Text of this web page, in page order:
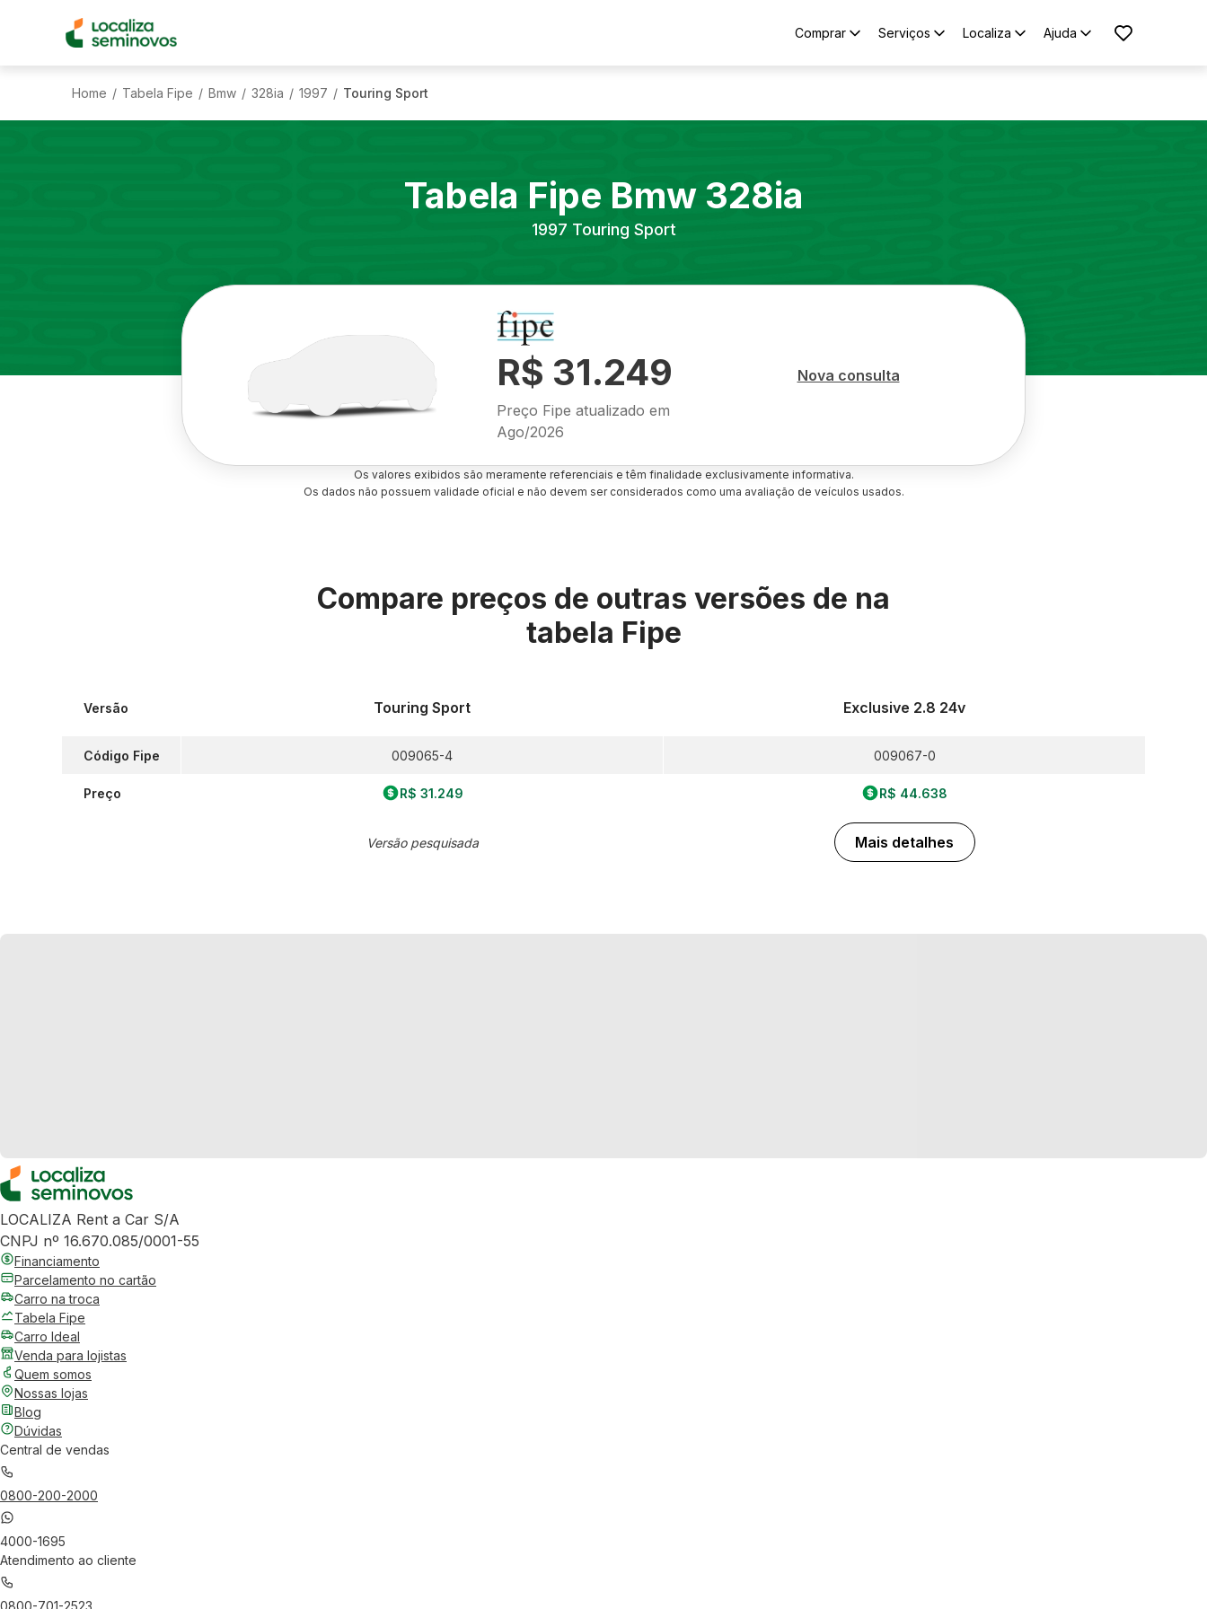
Comprar Serviços Localiza Ajuda
Home / Tabela Fipe / Bmw / 328ia / 1997 / Touring Sport
Tabela Fipe Bmw 328ia
1997 Touring Sport
R$ 31.249
Preço Fipe atualizado em
Ago/2026
Nova consulta
Os valores exibidos são meramente referenciais e têm finalidade exclusivamente informativa.
Os dados não possuem validade oficial e não devem ser considerados como uma avaliação de veículos usados.
Compare preços de outras versões de na
tabela Fipe
Versão
Código Fipe
Preço
Touring Sport
009065-4
R$ 31.249
Versão pesquisada
Exclusive 2.8 24v
009067-0
R$ 44.638
Mais detalhes
LOCALIZA Rent a Car S/A
CNPJ nº 16.670.085/0001-55
Financiamento
Parcelamento no cartão
Carro na troca
Tabela Fipe
Carro Ideal
Venda para lojistas
Quem somos
Nossas lojas
Blog
Dúvidas
Central de vendas
0800-200-2000
4000-1695
Atendimento ao cliente
0800-701-2523